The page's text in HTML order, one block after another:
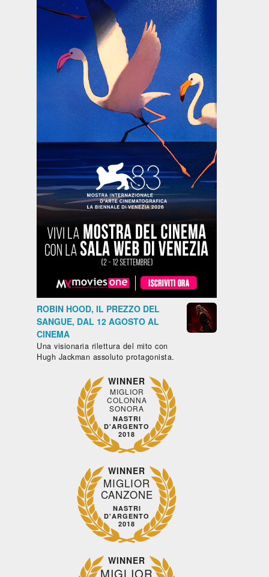
ROBIN HOOD, IL PREZZO DEL
SANGUE, DAL 12 AGOSTO AL
CINEMA
Una visionaria rilettura del mito con
Hugh Jackman assoluto protagonista.
WINNER
MIGLIOR
COLONNA
SONORA
NASTRI
D'ARGENTO
2018
WINNER
MIGLIOR
CANZONE
NASTRI
D'ARGENTO
2018
WINNER
MIGLIOR